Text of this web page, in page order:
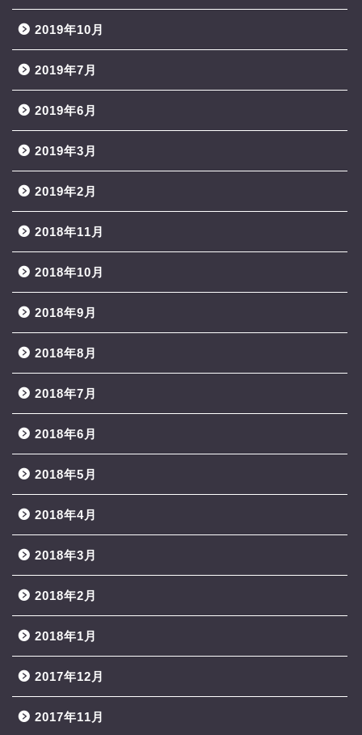
2019年10月
2019年7月
2019年6月
2019年3月
2019年2月
2018年11月
2018年10月
2018年9月
2018年8月
2018年7月
2018年6月
2018年5月
2018年4月
2018年3月
2018年2月
2018年1月
2017年12月
2017年11月